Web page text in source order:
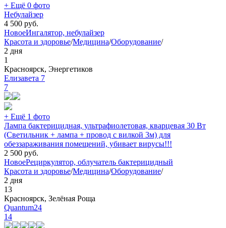
+ Ещё 0 фото
Небулайзер
4 500 руб.
НовоеИнгалятор, небулайзер
Красота и здоровье/Медицина/Оборудование/
2 дня
1
Красноярск, Энергетиков
Елизавета 7
7
+ Ещё 1 фото
Лампа бактерицидная, ультрафиолетовая, кварцевая 30 Вт
(Светильник + лампа + провод с вилкой 3м) для
обеззараживания помещений, убивает вирусы!!!
2 500 руб.
НовоеРециркулятор, облучатель бактерицидный
Красота и здоровье/Медицина/Оборудование/
2 дня
13
Красноярск, Зелёная Роща
Quantum24
14